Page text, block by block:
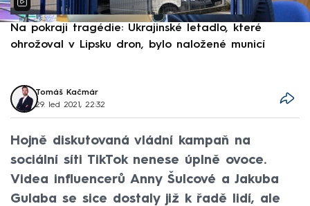
Na pokraji tragédie: Ukrajinské letadlo, které
ohrožoval v Lipsku dron, bylo naložené municí
Tomáš Kačmár
29. led 2021, 22:32
Hojně diskutovaná vládní kampaň na
sociální síti TikTok nenese úplně ovoce.
Videa influencerů Anny Šulcové a Jakuba
Gulaba se sice dostaly již k řadě lidí, ale